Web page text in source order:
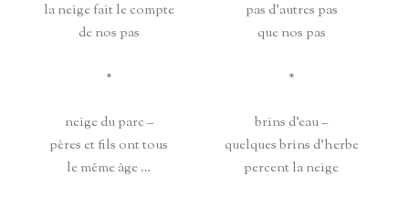
la neige fait le compte
de nos pas
*
neige du parc –
pères et fils ont tous
le même âge …
pas d’autres pas
que nos pas
*
brins d’eau –
quelques brins d’herbe
percent la neige